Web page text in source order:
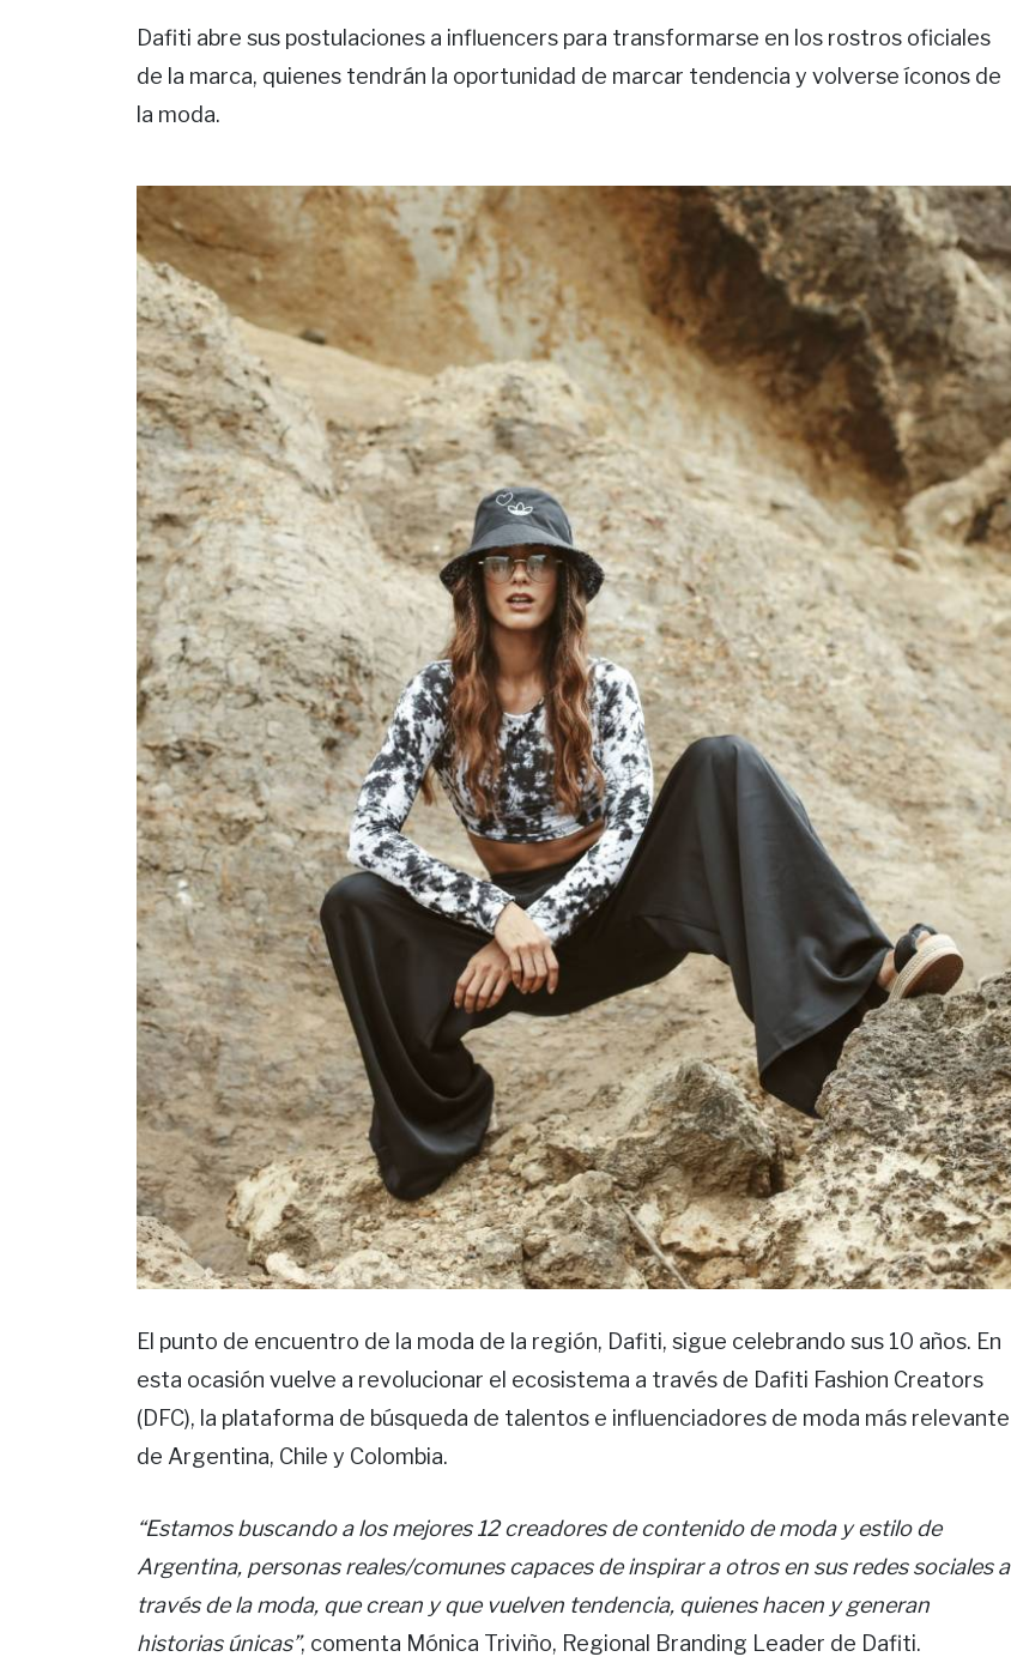
Dafiti abre sus postulaciones a influencers para transformarse en los rostros oficiales
de la marca, quienes tendrán la oportunidad de marcar tendencia y volverse íconos de
la moda.
El punto de encuentro de la moda de la región, Dafiti, sigue celebrando sus 10 años. En
esta ocasión vuelve a revolucionar el ecosistema a través de Dafiti Fashion Creators
(DFC), la plataforma de búsqueda de talentos e influenciadores de moda más relevante
de Argentina, Chile y Colombia.
“Estamos buscando a los mejores 12 creadores de contenido de moda y estilo de
Argentina, personas reales/comunes capaces de inspirar a otros en sus redes sociales a
través de la moda, que crean y que vuelven tendencia, quienes hacen y generan
historias únicas”, comenta Mónica Triviño, Regional Branding Leader de Dafiti.